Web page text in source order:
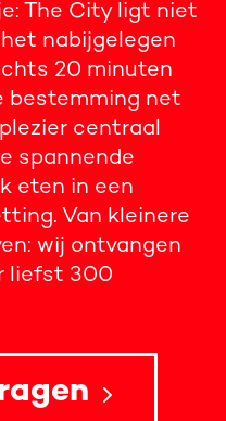
The City ligt niet
nabijgelegen
20 minuten
bestemming net
centraal
spannende
eten in een
Van kleinere
wij ontvangen
liefst 300